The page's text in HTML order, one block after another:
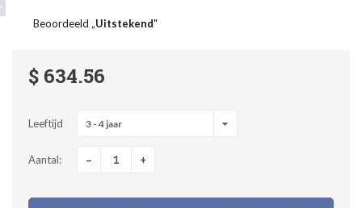
Beoordeeld „Uitstekend"
$ 634.56
Leeftijd 3 - 4 jaar
Aantal: - +